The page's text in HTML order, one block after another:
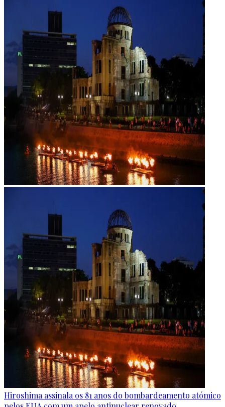
Hiroshima assinala os 81 anos do bombardeamento atómico